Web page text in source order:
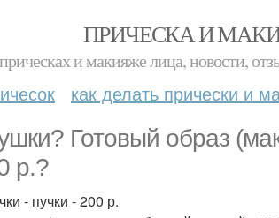
ПРИЧЕСКА И
и макияже лица, новости,
как делать прически и
Готовый образ
р.?
- пучки - 200 р.